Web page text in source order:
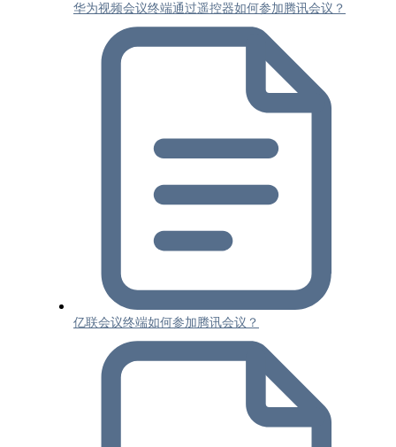
华为视频会议终端通过遥控器如何参加腾讯会议？
亿联会议终端如何参加腾讯会议？